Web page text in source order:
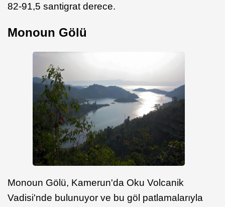
82-91,5 santigrat derece.
Monoun Gölü
Monoun Gölü, Kamerun'da Oku Volcanik
Vadisi'nde bulunuyor ve bu göl patlamalarıyla